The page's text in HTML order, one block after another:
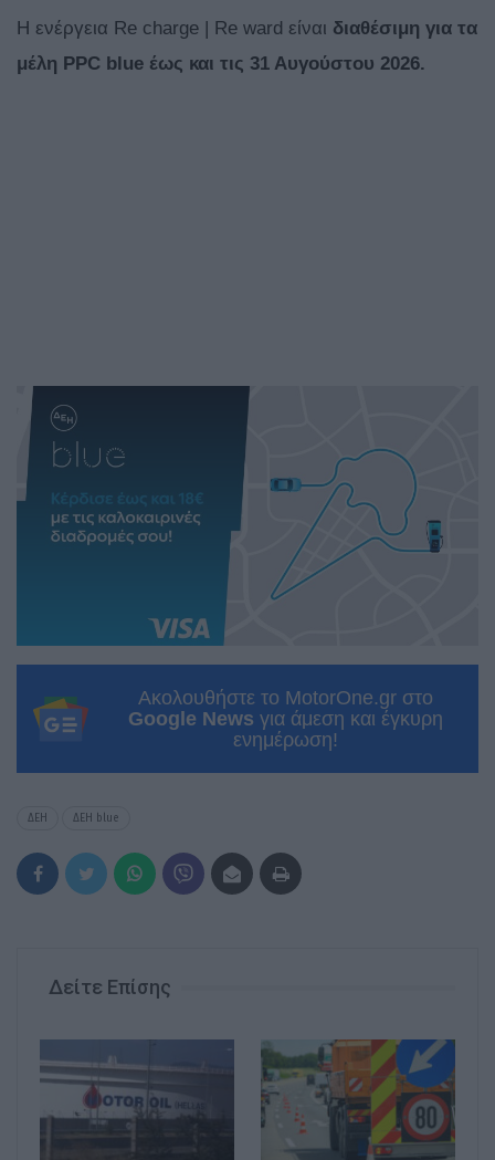
Η ενέργεια Re charge | Re ward είναι διαθέσιμη για τα
μέλη PPC blue έως και τις 31 Αυγούστου 2026.
Ακολουθήστε το MotorOne.gr στο
Google News για άμεση και έγκυρη
ενημέρωση!
ΔΕΗ ΔΕΗ blue
Δείτε Επίσης